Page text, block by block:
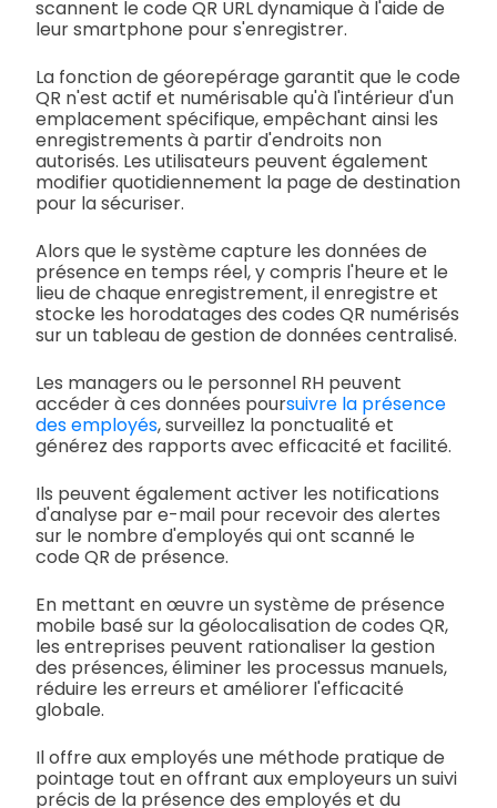
scannent le code QR URL dynamique à l'aide de
leur smartphone pour s'enregistrer.
La fonction de géorepérage garantit que le code
QR n'est actif et numérisable qu'à l'intérieur d'un
emplacement spécifique, empêchant ainsi les
enregistrements à partir d'endroits non
autorisés. Les utilisateurs peuvent également
modifier quotidiennement la page de destination
pour la sécuriser.
Alors que le système capture les données de
présence en temps réel, y compris l'heure et le
lieu de chaque enregistrement, il enregistre et
stocke les horodatages des codes QR numérisés
sur un tableau de gestion de données centralisé.
Les managers ou le personnel RH peuvent
accéder à ces données poursuivre la présence
des employés, surveillez la ponctualité et
générez des rapports avec efficacité et facilité.
Ils peuvent également activer les notifications
d'analyse par e-mail pour recevoir des alertes
sur le nombre d'employés qui ont scanné le
code QR de présence.
En mettant en œuvre un système de présence
mobile basé sur la géolocalisation de codes QR,
les entreprises peuvent rationaliser la gestion
des présences, éliminer les processus manuels,
réduire les erreurs et améliorer l'efficacité
globale.
Il offre aux employés une méthode pratique de
pointage tout en offrant aux employeurs un suivi
précis de la présence des employés et du